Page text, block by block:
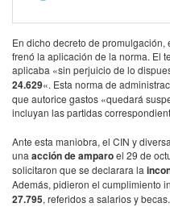
En dicho decreto de
frenó la aplicación de la norma. El
aplicaba «sin perjuicio de lo
24.629«. Esta norma de
que autorice gastos «quedará
incluyan las partidas
Ante esta maniobra, el CIN y
una acción de amparoel 29 de
solicitaron que se declarara la
Además, pidieron el cumplimiento
27.795, referidos a salarios y becas.